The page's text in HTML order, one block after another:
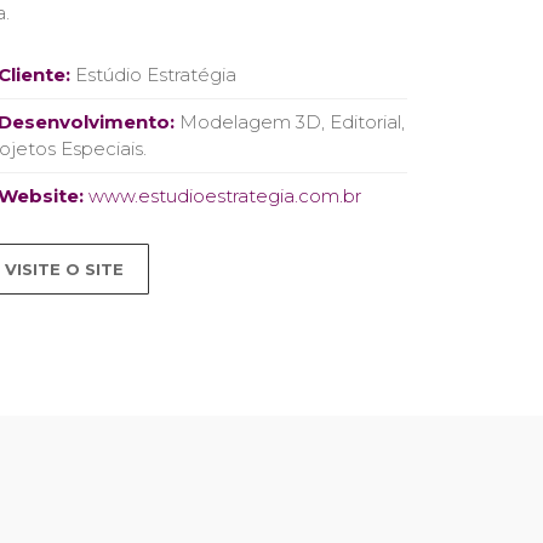
Cliente:Estúdio Estratégia
Desenvolvimento: Modelagem 3D, Editorial,
Especiais.
www.estudioestrategia.com.br
VISITE O SITE